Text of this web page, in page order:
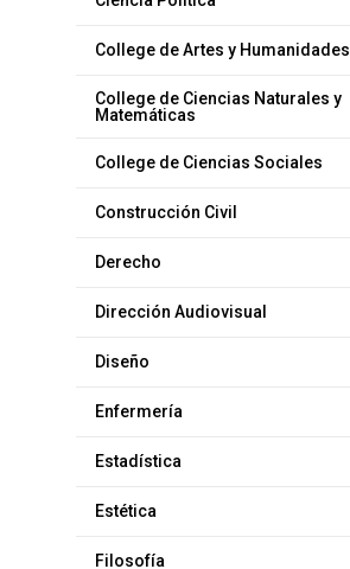
College de Artes y Humanidades
College de Ciencias Naturales y
Matemáticas
College de Ciencias Sociales
Construcción Civil
Derecho
Dirección Audiovisual
Diseño
Enfermería
Estadística
Estética
Filosofía